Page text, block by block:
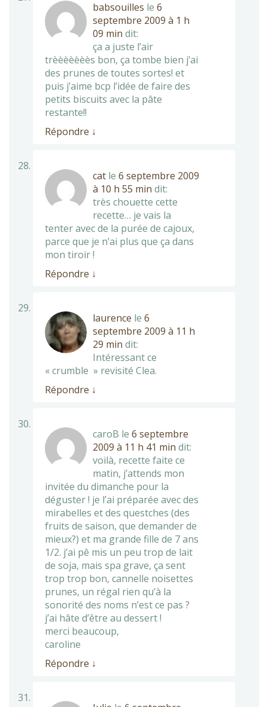
babsouilles le 6
septembre 2009 à 1 h
09 min dit:
ça a juste l’air
trèèèèèèès bon, ça tombe bien j’ai
des prunes de toutes sortes! et
puis j’aime bcp l’idée de faire des
petits biscuits avec la pâte
restante!!
Répondre ↓
cat le 6 septembre 2009
à 10 h 55 min dit:
très chouette cette
recette… je vais la
tenter avec de la purée de cajoux,
parce que je n’ai plus que ça dans
mon tiroir !
Répondre ↓
laurence le 6
septembre 2009 à 11 h
29 min dit:
Intéressant ce
« crumble » revisité Clea.
Répondre ↓
caroB le 6 septembre
2009 à 11 h 41 min dit:
voilà, recette faite ce
matin, j’attends mon
invitée du dimanche pour la
déguster ! je l’ai préparée avec des
mirabelles et des questches (des
fruits de saison, que demander de
mieux?) et ma grande fille de 7 ans
1/2. j’ai pê mis un peu trop de lait
de soja, mais spa grave, ça sent
trop trop bon, cannelle noisettes
prunes, un régal rien qu’à la
sonorité des noms n’est ce pas ?
j’ai hâte d’être au dessert !
merci beaucoup,
caroline
Répondre ↓